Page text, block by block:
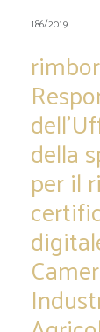
186/2019
della
per il